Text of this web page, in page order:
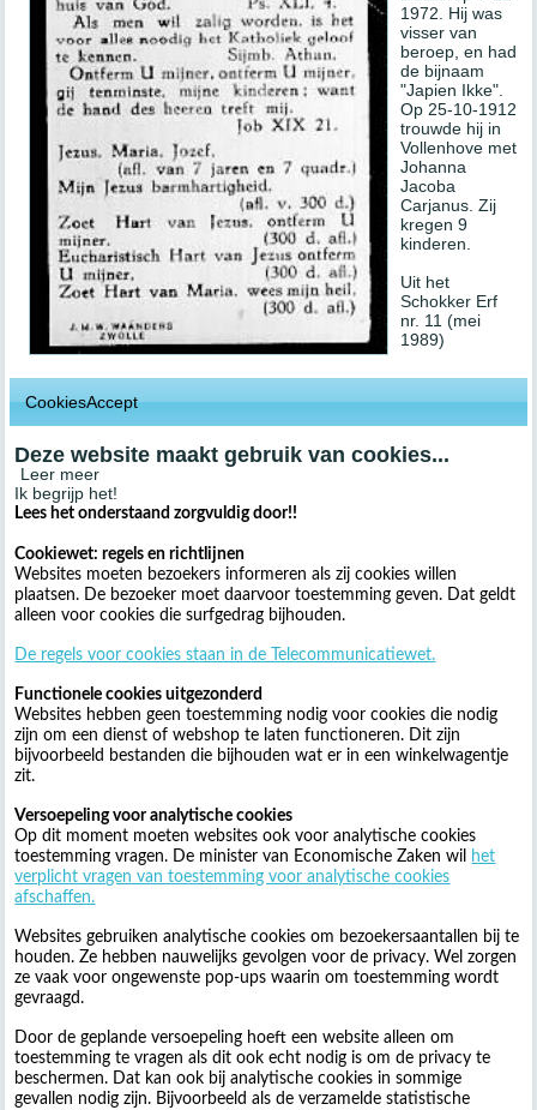
1972. Hij was
visser van
beroep, en had
de bijnaam
"Japien Ikke".
Op 25-10-1912
trouwde hij in
Vollenhove met
Johanna
Jacoba
Carjanus. Zij
kregen 9
kinderen.
Uit het
Schokker Erf
nr. 11 (mei
1989)
CookiesAccept
Deze website maakt gebruik van cookies...
Leer meer
Ik begrijp het!
Lees het onderstaand zorgvuldig door!!
Cookiewet: regels en richtlijnen
Websites moeten bezoekers informeren als zij cookies willen
plaatsen. De bezoeker moet daarvoor toestemming geven. Dat geldt
alleen voor cookies die surfgedrag bijhouden.
De regels voor cookies staan in de Telecommunicatiewet.
Functionele cookies uitgezonderd
Websites hebben geen toestemming nodig voor cookies die nodig
zijn om een dienst of webshop te laten functioneren. Dit zijn
bijvoorbeeld bestanden die bijhouden wat er in een winkelwagentje
zit.
Versoepeling voor analytische cookies
Op dit moment moeten websites ook voor analytische cookies
toestemming vragen. De minister van Economische Zaken wil
het
verplicht vragen van toestemming voor analytische cookies
afschaffen.
Websites gebruiken analytische cookies om bezoekersaantallen bij te
houden. Ze hebben nauwelijks gevolgen voor de privacy. Wel zorgen
ze vaak voor ongewenste pop-ups waarin om toestemming wordt
gevraagd.
Door de geplande versoepeling hoeft een website alleen om
toestemming te vragen als dit ook echt nodig is om de privacy te
beschermen. Dat kan ook bij analytische cookies in sommige
gevallen nodig zijn. Bijvoorbeeld als de verzamelde statistische